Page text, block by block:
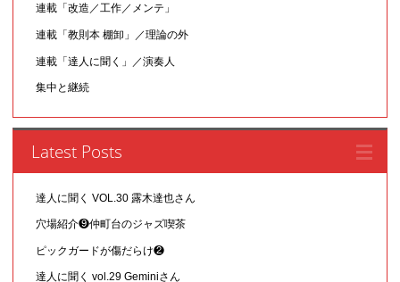
連載「改造／工作／メンテ」
連載「教則本 棚卸」／理論の外
連載「達人に聞く」／演奏人
集中と継続
Latest Posts
達人に聞く VOL.30 露木達也さん
穴場紹介❾仲町台のジャズ喫茶
ピックガードが傷だらけ❷
達人に聞く vol.29 Geminiさん